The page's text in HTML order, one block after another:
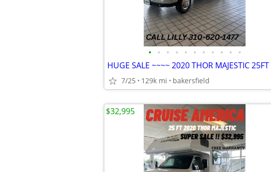
• • • • • • • • • • •
HUGE SALE ~~~~ 2020 THOR MAJESTIC 25FT
7/25 129k mi bakersfield
$32,995